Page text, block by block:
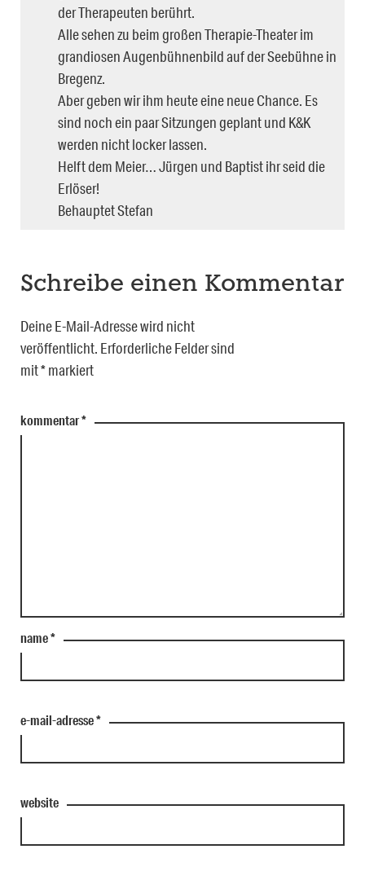
der Therapeuten berührt.
Alle sehen zu beim großen Therapie-Theater im
grandiosen Augenbühnenbild auf der Seebühne in
Bregenz.
Aber geben wir ihm heute eine neue Chance. Es
sind noch ein paar Sitzungen geplant und K&K
werden nicht locker lassen.
Helft dem Meier… Jürgen und Baptist ihr seid die
Erlöser!
Behauptet Stefan
Schreibe einen Kommentar
Deine E-Mail-Adresse wird nicht
veröffentlicht. Erforderliche Felder sind
mit*markiert
kommentar*
name*
e-mail-adresse*
website